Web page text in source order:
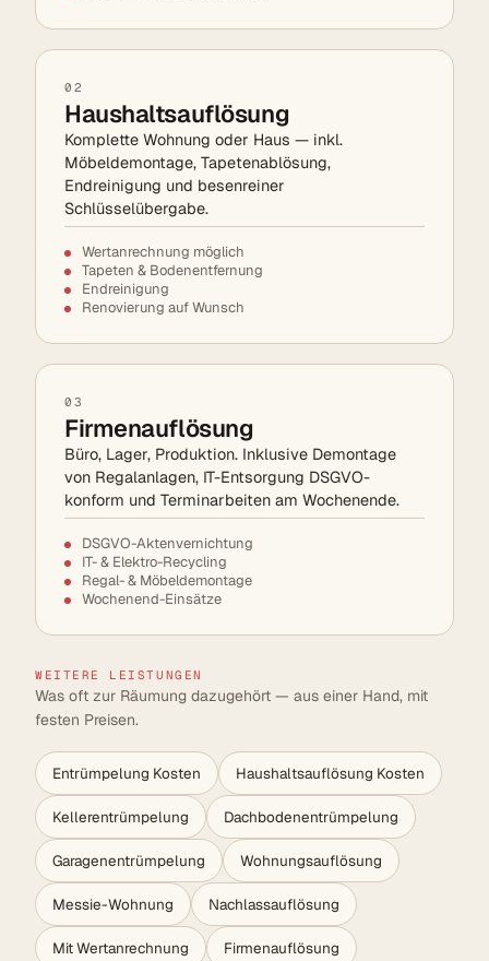
02
Haushaltsauflösung
Komplette Wohnung oder Haus — inkl.
Möbeldemontage, Tapetenablösung,
Endreinigung und besenreiner
Schlüsselübergabe.
Wertanrechnung möglich
Tapeten & Bodenentfernung
Endreinigung
Renovierung auf Wunsch
03
Firmenauflösung
Büro, Lager, Produktion. Inklusive Demontage
von Regalanlagen, IT-Entsorgung DSGVO-
konform und Terminarbeiten am Wochenende.
DSGVO-Aktenvernichtung
IT- & Elektro-Recycling
Regal- & Möbeldemontage
Wochenend-Einsätze
WEITERE LEISTUNGEN
Was oft zur Räumung dazugehört — aus einer Hand, mit
festen Preisen.
Entrümpelung Kosten Haushaltsauflösung Kosten
Kellerentrümpelung Dachbodenentrümpelung
Garagenentrümpelung Wohnungsauflösung
Messie-Wohnung Nachlassauflösung
Mit Wertanrechnung Firmenauflösung